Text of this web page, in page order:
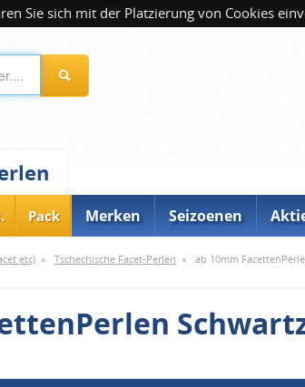
Sie sich mit der Platzierung von Cookies
Pack Merken Seizoenen
etc) » Tschechische Facet-Perlen » ab 10mm